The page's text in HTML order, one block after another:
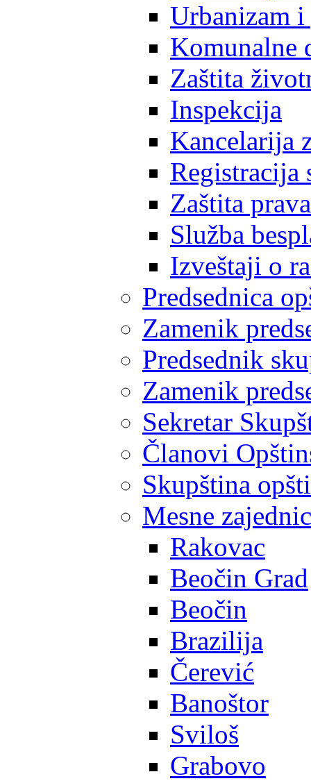
Urbanizam
Komunalne
Zaštita
Inspekcija
Kancelarija
Registracija
Zaštita
Služba
Izveštaji o
Predsednica
Zamenik
Predsednik
Zamenik
Sekretar
Članovi
Skupština
Mesne
Rakovac
Beočin Grad
Beočin
Brazilija
Čerević
Banoštor
Sviloš
Grabovo